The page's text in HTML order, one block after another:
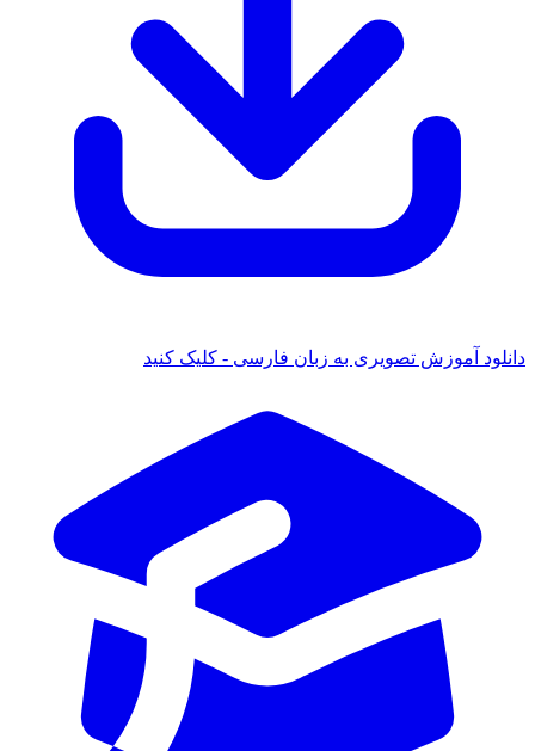
دانلود آموزش تصویری به زبان فارسی - کلیک کنید